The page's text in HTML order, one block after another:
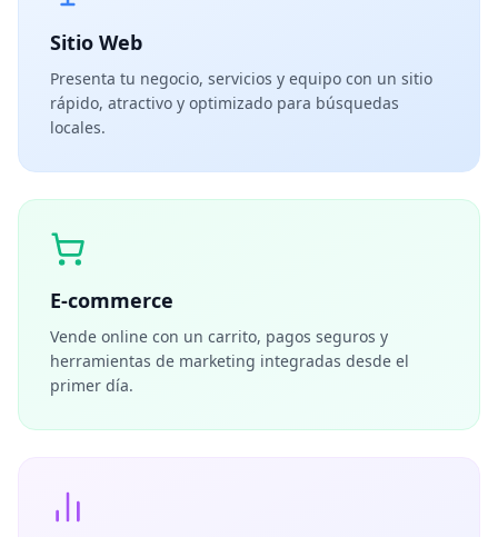
Sitio Web
Presenta tu negocio, servicios y equipo con un sitio
rápido, atractivo y optimizado para búsquedas
locales.
E-commerce
Vende online con un carrito, pagos seguros y
herramientas de marketing integradas desde el
primer día.